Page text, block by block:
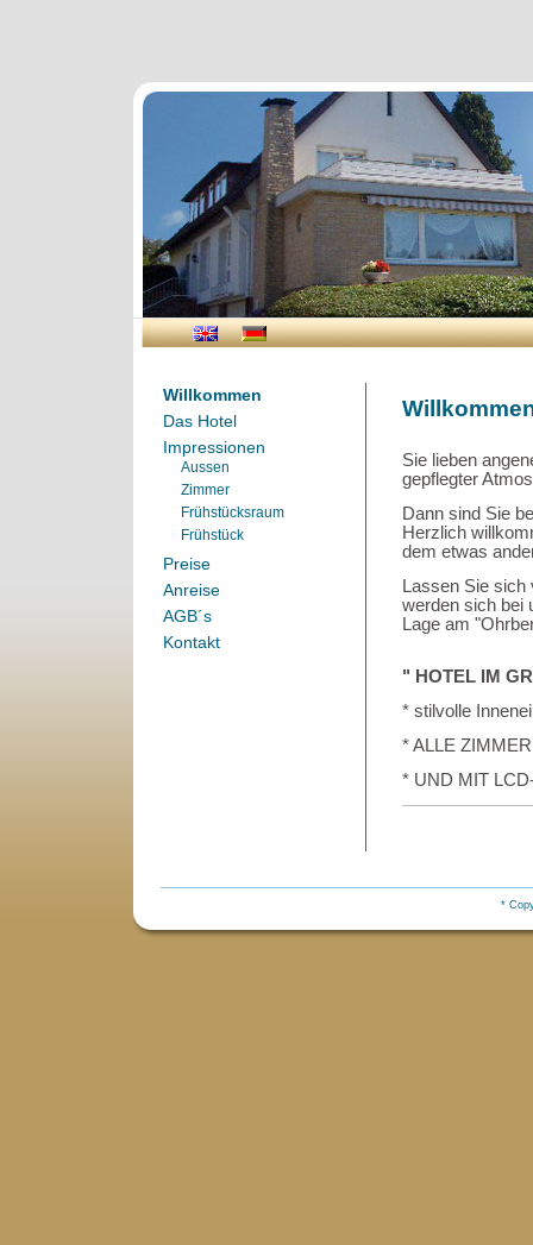
Willkommen
Das Hotel
Impressionen
Aussen
Zimmer
Frühstücksraum
Frühstück
Preise
Anreise
AGB´s
Kontakt
Sie lieben
gepflegter
Dann sind Sie
Herzlich
dem etwas
Lassen Sie sich
werden sich bei
Lage am
" HOTEL IM
* stilvolle
* ALLE
* UND MIT
*